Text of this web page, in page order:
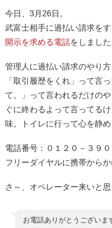
今日、3月26日。
武富士相手に過払い請求をす
開示を求める電話をしました
管理人に過払い請求のやり
「取引履歴をくれ」って言
て。」って言われるだけの
ぐに終わるよって言ってる
味。トイレに行って心を静め
電話番号：０１２０－３９０
フリーダイヤルに携帯からか
さ～、オペレーター来いと思
お電話ありがとうございま